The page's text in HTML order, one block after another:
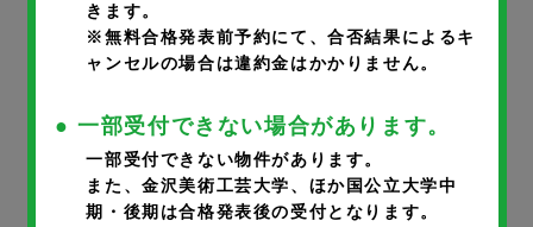
携帯番号 ※
メールアドレス※
きます。
※無料合格発表前予約にて、合否結果によるキ
ャンセルの場合は違約金はかかりません。
● 一部受付できない場合があります。
一部受付できない物件があります。
また、金沢美術工芸大学、ほか国公立大学中
期・後期は合格発表後の受付となります。